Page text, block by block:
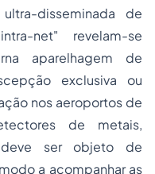
disseminada de
net" revelam-se
aparelhagem de
exclusiva ou
nos aeroportos de
de metais,
ser objeto de
a acompanhar as